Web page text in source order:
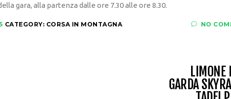
gara, alla partenza dalle ore 7.30 alle ore 8.30.
CATEGORY: CORSA IN MONTAGNA NO
LIMONE
GARDA